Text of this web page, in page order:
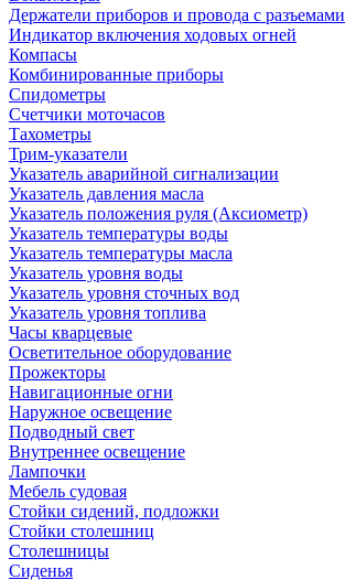
Держатели приборов и провода с разъемами
Индикатор включения ходовых огней
Компасы
Комбинированные приборы
Спидометры
Счетчики моточасов
Тахометры
Трим-указатели
Указатель аварийной сигнализации
Указатель давления масла
Указатель положения руля (Аксиометр)
Указатель температуры воды
Указатель температуры масла
Указатель уровня воды
Указатель уровня сточных вод
Указатель уровня топлива
Часы кварцевые
Осветительное оборудование
Прожекторы
Навигационные огни
Наружное освещение
Подводный свет
Внутреннее освещение
Лампочки
Мебель судовая
Стойки сидений, подложки
Стойки столешниц
Столешницы
Сиденья